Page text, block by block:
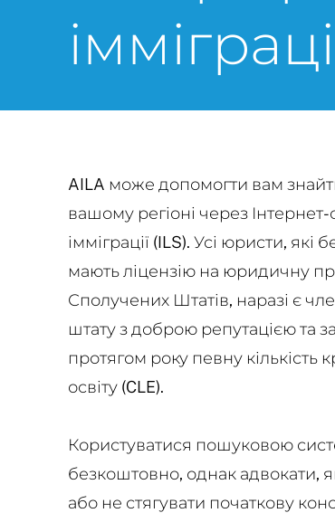
AILA може допомогти вам
вашому регіоні через
імміграції (ILS). Усі юристи,
мають ліцензію на юридичну
Сполучених Штатів, наразі є
штату з доброю репутацією та
протягом року певну
освіту (CLE).
Користуватися пошуковою
безкоштовно, однак адвокати,
або не стягувати початкову